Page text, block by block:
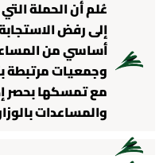
عُلم أن الحملة
إلى رفض
أساسي من
وجمعيات مرتبطة
مع تمسكها بحصر
والمساعدات